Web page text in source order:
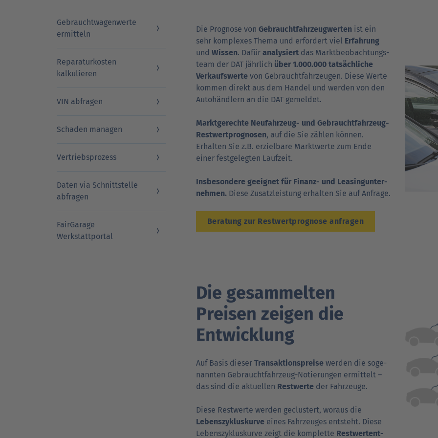
DAT Akademie: Webinare & Seminare für Kunden
Gebrauchtwagenwerte ermitteln
Marktpreise per webScan prüfen
Fahrzeuge online zulassen
Schnittstellenpartnerschaft
DAT Akademie: Webinare & Seminare für Kunden
DAT Report
Verträgt mein Auto B10- oder XTL-
Kraftstoff?
Die Prognose von Gebraucht­fahrzeug­werten ist ein
sehr komplexes Thema und erfordert viel Erfahrung
und Wissen. Dafür analysiert das Markt­beobachtungs­
team der DAT jähr­lich über 1.000.000 tatsächliche
Verkaufs­werte von Gebraucht­fahr­zeugen. Diese Werte
kommen direkt aus dem Handel und werden von den
Auto­händ­lern an die DAT gemeldet.
Markt­gerechte Neu­fahr­zeug- und Gebraucht­fahr­zeug-
Rest­wert­prog­nosen, auf die Sie zählen können.
Erhalten Sie z.B. erzielbare Markt­werte zum Ende
einer fest­ge­legten Laufzeit.
Insbesondere geeignet für Finanz- und Leasing­unter­
nehmen. Diese Zusatz­leistung erhalten Sie auf Anfrage.
Beratung zur Restwertprognose anfragen
Die gesammelten
Preisen zeigen die
Entwicklung
Auf Basis dieser Trans­aktions­preise werden die soge­
nannten Gebraucht­fahr­zeug-Notierungen ermittelt –
das sind die aktuellen Rest­werte der Fahr­zeuge.
Diese Rest­werte werden geclustert, woraus die
Lebens­zyklus­kurve eines Fahr­zeuges entsteht. Diese
Lebens­zyklus­kurve zeigt die komplette Rest­wert­ent­
Gebrauchtwagenwerte
ermitteln
Reparaturkosten
kalkulieren
VIN abfragen
Schaden managen
Vertriebsprozess
Daten via Schnittstelle
abfragen
FairGarage
Werkstattportal